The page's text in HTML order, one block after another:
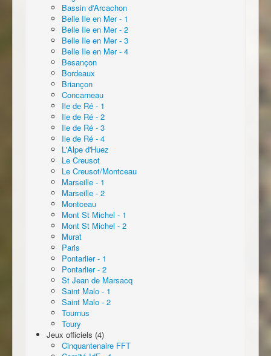
Bassin d'Arcachon
Belle Ile en Mer - 1
Belle Ile en Mer - 2
Belle Ile en Mer - 3
Belle Ile en Mer - 4
Besançon
Bordeaux
Briançon
Concarneau
Ile de Ré - 1
Ile de Ré - 2
Ile de Ré - 3
Ile de Ré - 4
L'Alpe d'Huez
Le Creusot
Le Creusot/Montceau
Marseille - 1
Marseille - 2
Montceau
Mont St Michel - 1
Mont St Michel - 2
Murat
Paris
Pontarlier - 1
Pontarlier - 2
St Jean de Marsacq
Saint Malo - 1
Saint Malo - 2
Tournus
Toury
Jeux officiels (4)
Cinquantenaire FFT